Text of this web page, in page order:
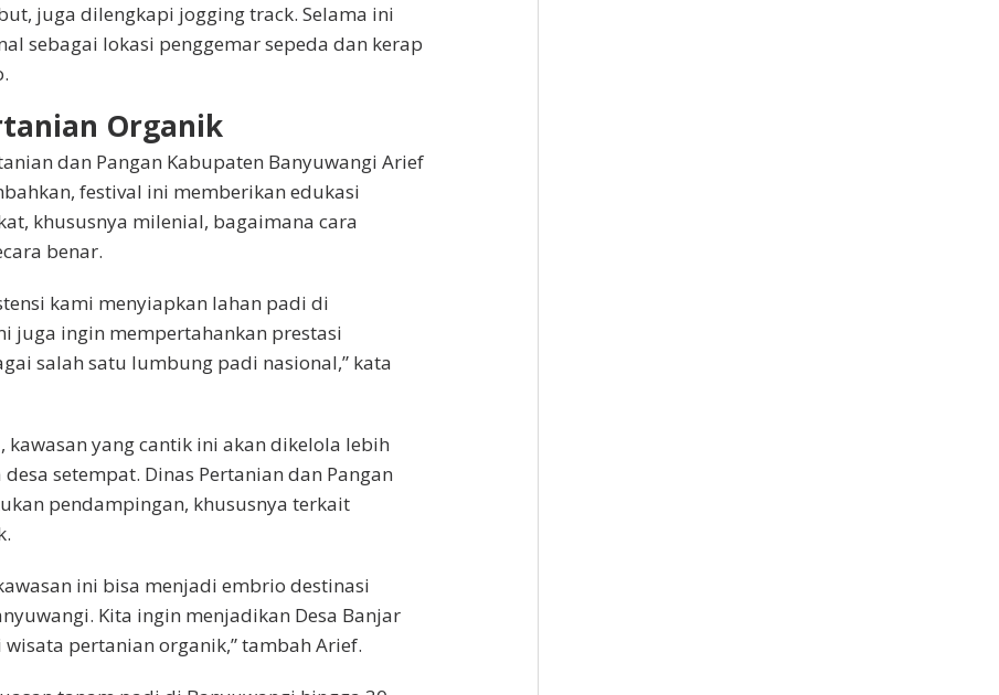
juga dilengkapi jogging track. Selama ini
sebagai lokasi penggemar sepeda dan kerap
Organik
dan Pangan Kabupaten Banyuwangi Arief
festival ini memberikan edukasi
khususnya milenial, bagaimana cara
benar.
kami menyiapkan lahan padi di
juga ingin mempertahankan prestasi
salah satu lumbung padi nasional,” kata
kawasan yang cantik ini akan dikelola lebih
setempat. Dinas Pertanian dan Pangan
pendampingan, khususnya terkait
ini bisa menjadi embrio destinasi
Kita ingin menjadikan Desa Banjar
pertanian organik,” tambah Arief.